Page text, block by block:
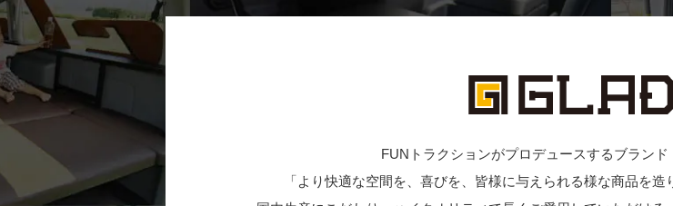
FUNトラクションがプロデュースするブランド
「より快適な空間を、喜びを、皆様に与えられる様な商品を